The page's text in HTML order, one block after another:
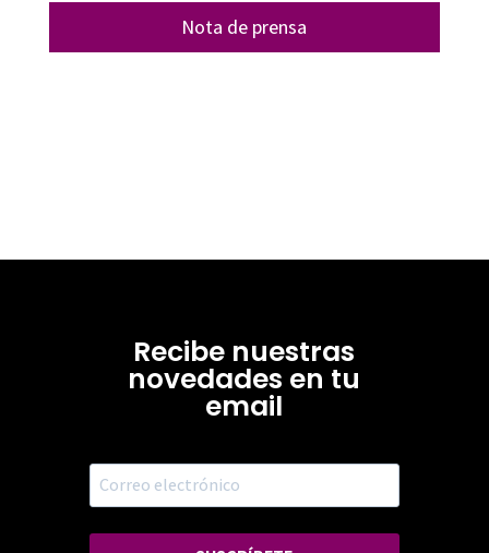
Nota de prensa
Recibe nuestras
novedades en tu
email